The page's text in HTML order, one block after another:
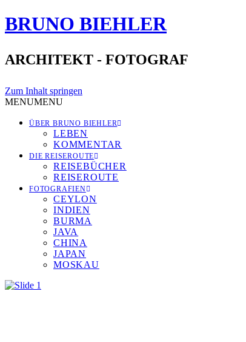
BRUNO BIEHLER
ARCHITEKT - FOTOGRAF
Zum Inhalt springen
MENUMENU
ÜBER BRUNO BIEHLER
LEBEN
KOMMENTAR
DIE REISEROUTE
REISEBÜCHER
REISEROUTE
FOTOGRAFIEN
CEYLON
INDIEN
BURMA
JAVA
CHINA
JAPAN
MOSKAU